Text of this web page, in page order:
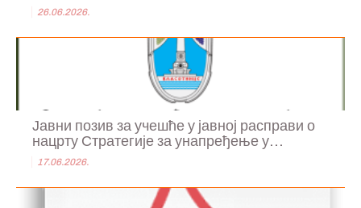
26.06.2026.
Јавни позив за учешће у јавној расправи о
нацрту Стратегије за унапређење у...
17.06.2026.